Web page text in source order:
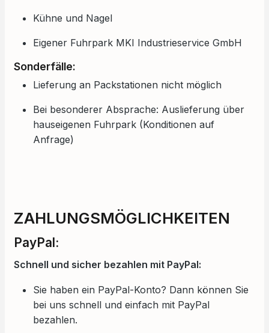
Kühne und Nagel
Eigener Fuhrpark MKI Industrieservice GmbH
Sonderfälle:
Lieferung an Packstationen nicht möglich
Bei besonderer Absprache: Auslieferung über
hauseigenen Fuhrpark (Konditionen auf
Anfrage)
ZAHLUNGSMÖGLICHKEITEN
PayPal:
Schnell und sicher bezahlen mit PayPal:
Sie haben ein PayPal-Konto? Dann können Sie
bei uns schnell und einfach mit PayPal
bezahlen.